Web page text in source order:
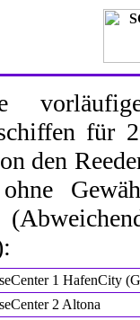
für
den
1 HafenCity
2 Altona